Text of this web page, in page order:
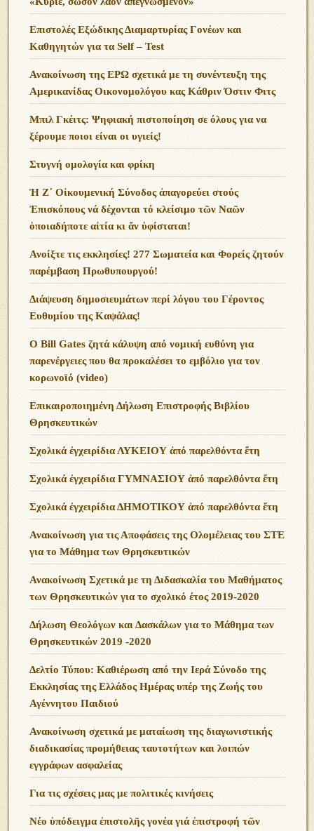
Επιστολές Εξώδικης Διαμαρτυρίας Γονέων και
Καθηγητών για τα Self – Test
Ανακοίνωση της ΕΡΩ σχετικά με τη συνέντευξη της
Αμερικανίδας Οικονομολόγου κας Κάθριν Όστιν Φιτς
Μπιλ Γκέιτς: Ψηφιακή πιστοποίηση σε όλους για να
ξέρουμε ποιοι είναι οι υγιείς!
Στυγνή ομολογία και φρίκη
Ἡ Ζ΄ Οἰκουμενική Σύνοδος ἀπαγορεύει στούς
Ἐπισκόπους νά δέχονται τό κλείσιμο τῶν Ναῶν
ὁποιαδήποτε αἰτία κι ἄν ὑφίσταται!
Ανoίξτε τις εκκλησίες! 277 Σωματεία και Φορείς ζητούν
παρέμβαση Πρωθυπουργού!
Διάψευση δημοσιευμάτων περί λόγου του Γέροντος
Ευθυμίου της Καψάλας!
O Bill Gates ζητά κάλυψη από νομική ευθύνη για
παρενέργειες που θα προκαλέσει το εμβόλιο για τον
κορωνοϊό (video)
Επικαιροποιημένη Δήλωση Επιστροφής Βιβλίου
Θρησκευτικών
Σχολικά ἐγχειρίδια ΛΥΚΕΙΟΥ ἀπό παρελθόντα ἔτη
Σχολικά ἐγχειρίδια ΓΥΜΝΑΣΙΟΥ ἀπό παρελθόντα ἔτη
Σχολικά ἐγχειρίδια ΔΗΜΟΤΙΚΟΥ ἀπό παρελθόντα ἔτη
Ανακοίνωση για τις Αποφάσεις της Ολομέλειας του ΣΤΕ
για το Μάθημα των Θρησκευτικών
Ανακοίνωση Σχετικά με τη Διδασκαλία του Μαθήματος
των Θρησκευτικών για το σχολικό έτος 2019-2020
Δήλωση Θεολόγων και Δασκάλων για το Μάθημα των
Θρησκευτικών 2019 -2020
Δελτίο Τύπου: Καθιέρωση από την Ιερά Σύνοδο της
Εκκλησίας της Ελλάδος Ημέρας υπέρ της Ζωής του
Αγέννητου Παιδιού
Ανακοίνωση σχετικά με ματαίωση της διαγωνιστικής
διαδικασίας προμήθειας ταυτοτήτων και λοιπών
εγγράφων ασφαλείας
Για τις σχέσεις μας με πολιτικές κινήσεις
Νέο ὑπόδειγμα ἐπιστολῆς γονέα γιά ἐπιστροφή τῶν